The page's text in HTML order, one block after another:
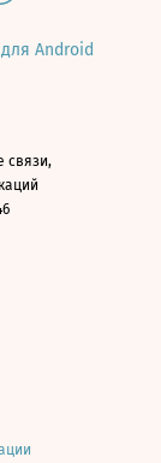
Android
связи,